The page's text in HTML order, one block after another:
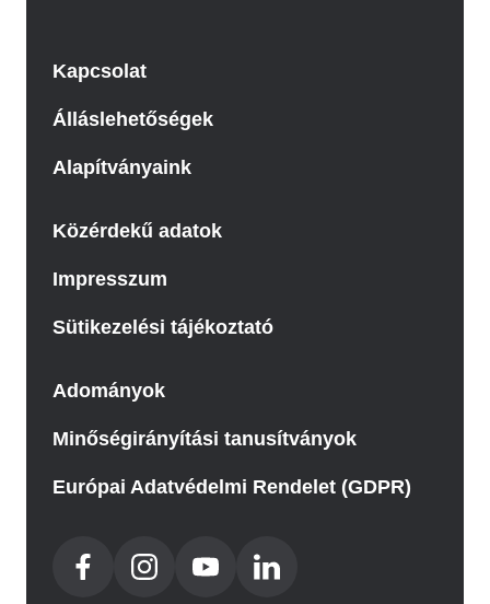
Kapcsolat
Álláslehetőségek
Alapítványaink
Közérdekű adatok
Impresszum
Sütikezelési tájékoztató
Adományok
Minőségirányítási tanusítványok
Európai Adatvédelmi Rendelet (GDPR)